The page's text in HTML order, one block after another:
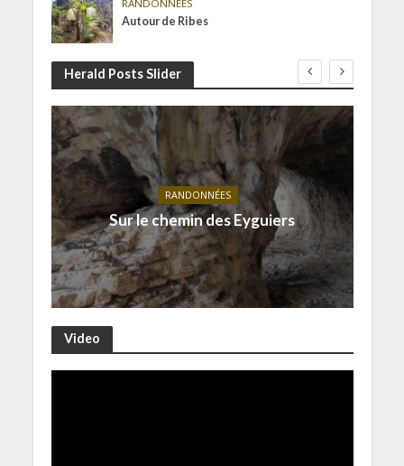
RANDONNÉES
Autour de Ribes
Herald Posts Slider
RANDONNÉES
Sur le chemin des Eyguiers
Video